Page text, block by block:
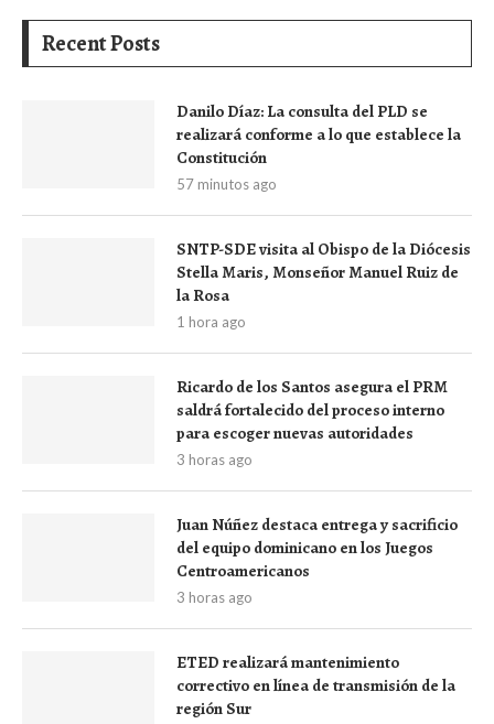
Recent Posts
Danilo Díaz: La consulta del PLD se
realizará conforme a lo que establece la
Constitución
57 minutos ago
SNTP-SDE visita al Obispo de la Diócesis
Stella Maris, Monseñor Manuel Ruiz de
la Rosa
1 hora ago
Ricardo de los Santos asegura el PRM
saldrá fortalecido del proceso interno
para escoger nuevas autoridades
3 horas ago
Juan Núñez destaca entrega y sacrificio
del equipo dominicano en los Juegos
Centroamericanos
3 horas ago
ETED realizará mantenimiento
correctivo en línea de transmisión de la
región Sur